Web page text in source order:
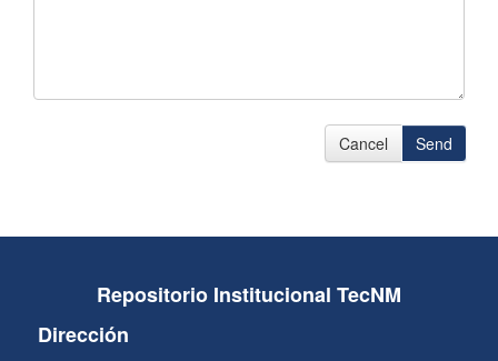
Cancel Send
Repositorio Institucional TecNM
Dirección